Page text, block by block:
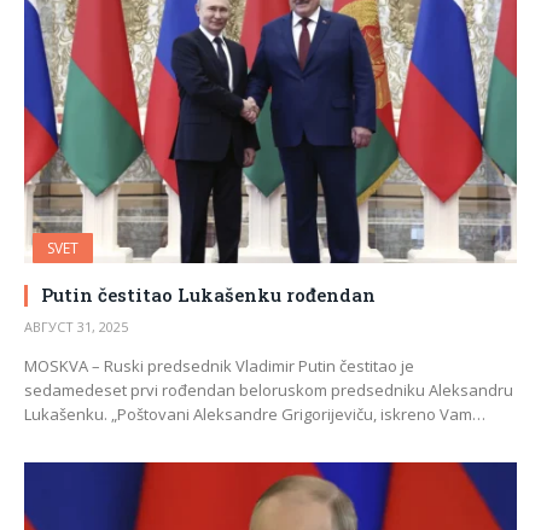
SVET
Putin čestitao Lukašenku rođendan
АВГУСТ 31, 2025
MOSKVA – Ruski predsednik Vladimir Putin čestitao je
sedamedeset prvi rođendan beloruskom predsedniku Aleksandru
Lukašenku. „Poštovani Aleksandre Grigorijeviču, iskreno Vam…